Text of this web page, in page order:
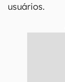
usuários.